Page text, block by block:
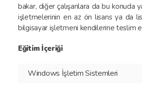
bakar, diğer çalışanlara da bu konuda
işletmelerinin en az ön lisans ya da
bilgisayar işletmeni kendilerine teslim
Eğitim İçeriği
Windows İşletim Sistemleri